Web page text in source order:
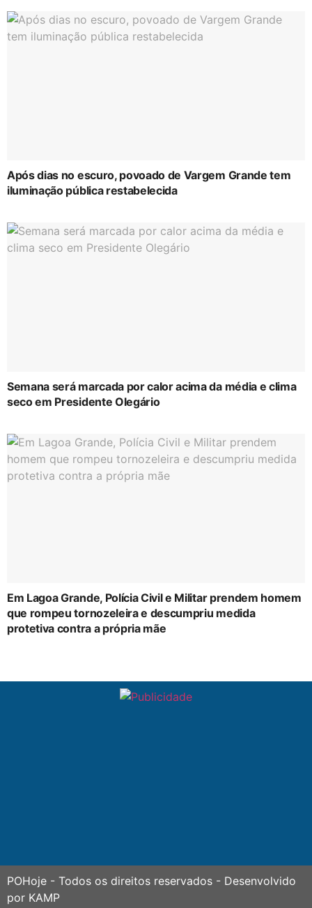
Após dias no escuro, povoado de Vargem Grande tem
iluminação pública restabelecida
Semana será marcada por calor acima da média e clima
seco em Presidente Olegário
Em Lagoa Grande, Polícia Civil e Militar prendem homem
que rompeu tornozeleira e descumpriu medida
protetiva contra a própria mãe
POHoje - Todos os direitos reservados - Desenvolvido
por KAMP